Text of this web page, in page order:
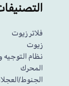
فلاتر زيوت
زيوت
نظام التوجيه
المحرك
الجنوط/